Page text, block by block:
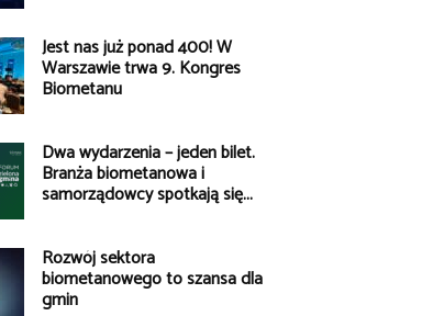
Jest nas już ponad 400! W
Warszawie trwa 9. Kongres
Biometanu
Dwa wydarzenia – jeden bilet.
Branża biometanowa i
samorządowcy spotkają się...
Rozwój sektora
biometanowego to szansa dla
gmin